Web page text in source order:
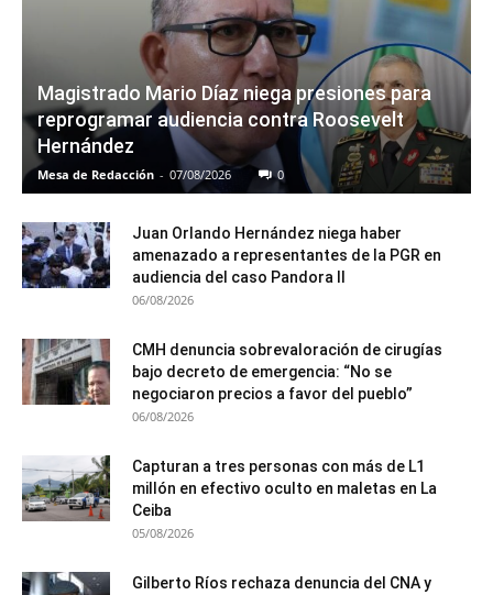
Magistrado Mario Díaz niega presiones para
reprogramar audiencia contra Roosevelt
Hernández
Mesa de Redacción - 07/08/2026 0
Juan Orlando Hernández niega haber
amenazado a representantes de la PGR en
audiencia del caso Pandora II
06/08/2026
CMH denuncia sobrevaloración de cirugías
bajo decreto de emergencia: “No se
negociaron precios a favor del pueblo”
06/08/2026
Capturan a tres personas con más de L1
millón en efectivo oculto en maletas en La
Ceiba
05/08/2026
Gilberto Ríos rechaza denuncia del CNA y